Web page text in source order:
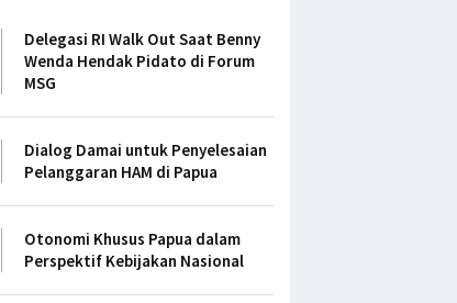
Delegasi RI Walk Out Saat Benny
Wenda Hendak Pidato di Forum
MSG
Dialog Damai untuk Penyelesaian
Pelanggaran HAM di Papua
Otonomi Khusus Papua dalam
Perspektif Kebijakan Nasional